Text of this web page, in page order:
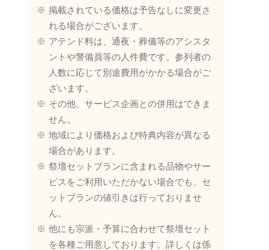
掲載されている価格は予告なしに変更さ
れる場合がございます。
アテンド料は、通夜・葬儀等のアシスタ
ントや警備員等の人件費です。参列者の
人数に応じて別途費用がかかる場合がご
ざいます。
その他、サービス企画との併用はできま
せん。
地域により価格および特典内容が異なる
場合があります。
祭壇セットプランに含まれる品物やサー
ビスをご利用いただかない場合でも、セ
ットプランの値引きは行っておりませ
ん。
他にも宗派・予算に合わせて祭壇セット
を各種ご用意しております。詳しくは係